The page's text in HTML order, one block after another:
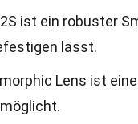
ist ein robuster
lässt.
Lens ist